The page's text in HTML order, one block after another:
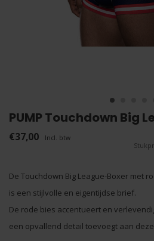
PUMP Touchdown Big
€37,00 Incl. btw
De Touchdown Big League-Boxer met
is een stijlvolle en eigentijdse brief.
De rode bies accentueert en
een opvallend detail toevoegt aan